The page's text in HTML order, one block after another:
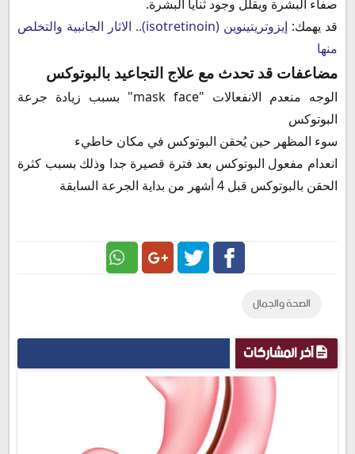
صفاء البشرة ويقلل وجود ثنايا البشرة.
قد يهمك:
إيزوتريتينوين (isotretinoin).. الاثار الجانبية والتخلص
منها
مضاعفات قد تحدث مع علاج التجاعيد بالبوتوكس
الوجه منعدم الانفعالات "mask face" بسبب زيادة جرعة
البوتوكس
سوء المظهر حين يُحقن البوتوكس في مكان خاطيء
انعدام مفعول البوتوكس بعد فترة قصيرة جدا وذلك بسبب كثرة
الحقن بالبوتوكس قبل 4 أشهر من بداية الجرعة السابقة
الصحة والجمال
آخر المشاركات